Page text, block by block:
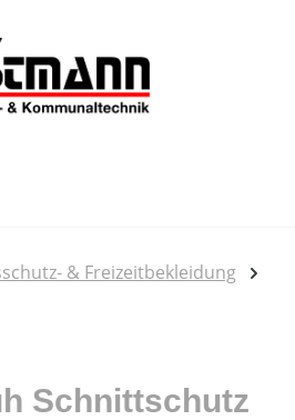
& Freizeitbekleidung
Schnittschutz